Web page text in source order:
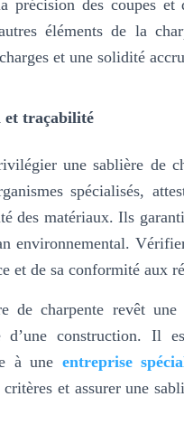
précision des coupes et
éléments de la
et une solidité
traçabilité
une sablière de
spécialisés,
des matériaux. Ils
environnemental.
et de sa conformité aux
de charpente revêt
construction. Il
à une entreprise
et assurer une